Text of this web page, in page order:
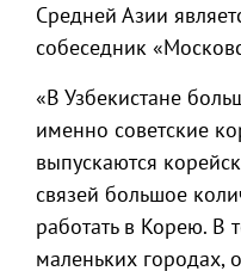
Средней Азии
собеседник
«В Узбекистане
именно советские
выпускаются
связей большое
работать в Корею. В
маленьких городах,